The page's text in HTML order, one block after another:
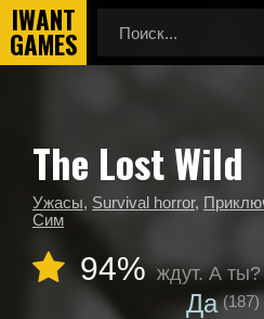
Главная
Календарь выхода игр
The Lost Wild
The Lost Wild
Ужасы, Survival horror,
Сим
94% ждут. А ты?
Да (187)